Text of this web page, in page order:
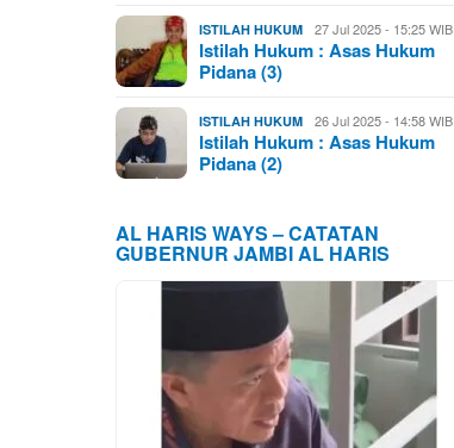
ISTILAH HUKUM 27 Jul 2025 - 15:25 WIB
Istilah Hukum : Asas Hukum
Pidana (3)
ISTILAH HUKUM 26 Jul 2025 - 14:58 WIB
Istilah Hukum : Asas Hukum
Pidana (2)
AL HARIS WAYS – CATATAN
GUBERNUR JAMBI AL HARIS